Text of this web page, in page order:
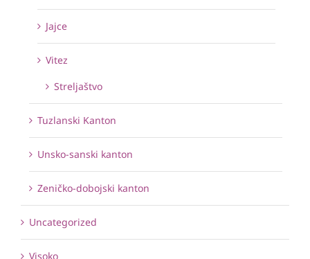
Jajce
Vitez
Streljaštvo
Tuzlanski Kanton
Unsko-sanski kanton
Zeničko-dobojski kanton
Uncategorized
Visoko